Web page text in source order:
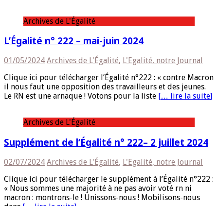
Archives de L'Égalité
L’Égalité n° 222 – mai-juin 2024
01/05/2024 Archives de L'Égalité, L'Egalité, notre Journal
Clique ici pour télécharger l’Égalité n°222 : « contre Macron
il nous faut une opposition des travailleurs et des jeunes.
Le RN est une arnaque ! Votons pour la liste [… lire la suite]
Archives de L'Égalité
Supplément de l’Égalité n° 222– 2 juillet 2024
02/07/2024 Archives de L'Égalité, L'Egalité, notre Journal
Clique ici pour télécharger le supplément à l’Égalité n°222 :
« Nous sommes une majorité à ne pas avoir voté rn ni
macron : montrons-le ! Unissons-nous ! Mobilisons-nous